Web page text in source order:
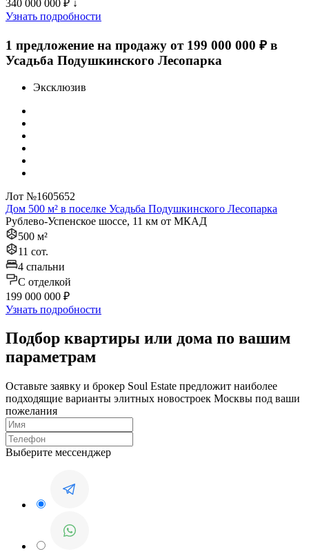
340 000 000 ₽ ↓
Узнать подробности
1 предложение на продажу от 199 000 000 ₽ в
Усадьба Подушкинского Лесопарка
Эксклюзив
Лот №1605652
Дом 500 м² в поселке Усадьба Подушкинского Лесопарка
Рублево-Успенское шоссе, 11 км от МКАД
500 м²
11 сот.
4 спальни
C отделкой
199 000 000 ₽
Узнать подробности
Подбор квартиры или дома по вашим
параметрам
Оставьте заявку и брокер Soul Estate предложит наиболее
подходящие варианты элитных новостроек Москвы под ваши
пожелания
Выберите мессенджер